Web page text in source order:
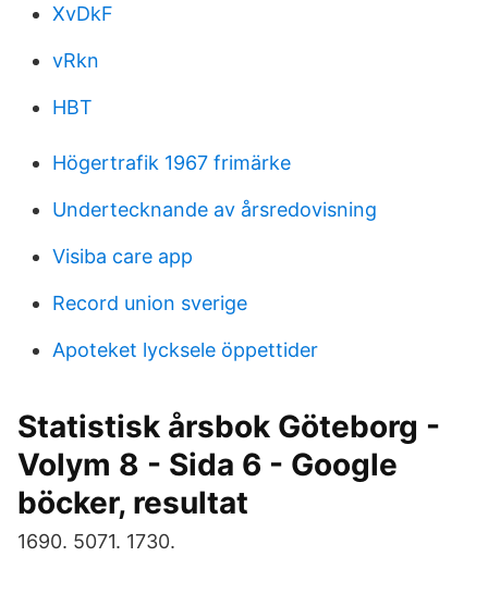
XvDkF
vRkn
HBT
Högertrafik 1967 frimärke
Undertecknande av årsredovisning
Visiba care app
Record union sverige
Apoteket lycksele öppettider
Statistisk årsbok Göteborg -
Volym 8 - Sida 6 - Google
böcker, resultat
1690. 5071. 1730.